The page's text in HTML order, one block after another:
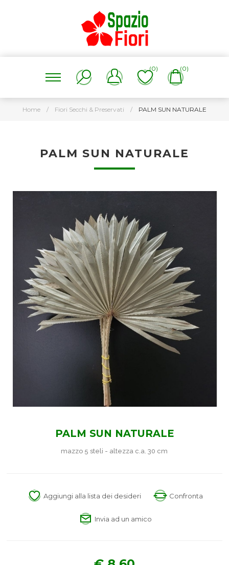
(0) (0)
Home / Fiori Secchi & Preservati / PALM SUN NATURALE
PALM SUN NATURALE
PALM SUN NATURALE
mazzo 5 steli - altezza c.a. 30 cm
Aggiungi alla lista dei desideri Confronta
Invia ad un amico